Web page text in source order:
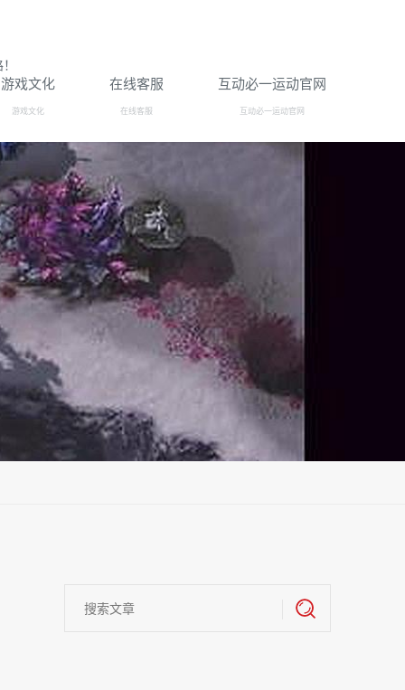
游戏文化
游戏文化
在线客服
在线客服
互动必一运动官网
互动必一运动官网